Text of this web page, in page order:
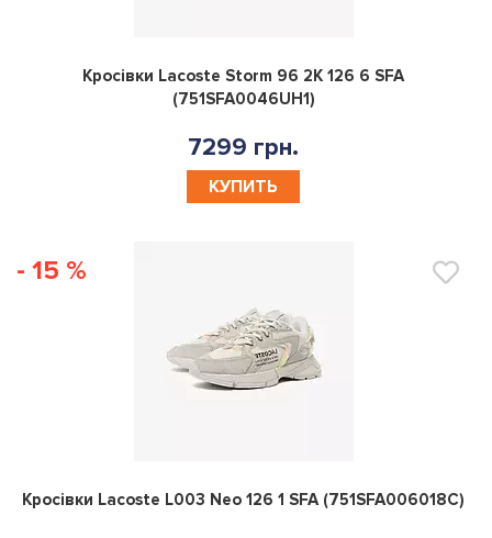
0
Кросівки Lacoste Storm 96 2K 126 6 SFA
(751SFA0046UH1)
7299 грн.
КУПИТЬ
- 15 %
0
Кросівки Lacoste L003 Neo 126 1 SFA (751SFA006018C)